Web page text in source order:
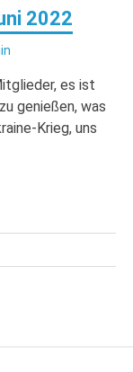
2022
es ist
genießen, was
Krieg, uns